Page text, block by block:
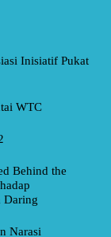
Inisiatif Pukat
WTC
Behind the
Daring
Narasi